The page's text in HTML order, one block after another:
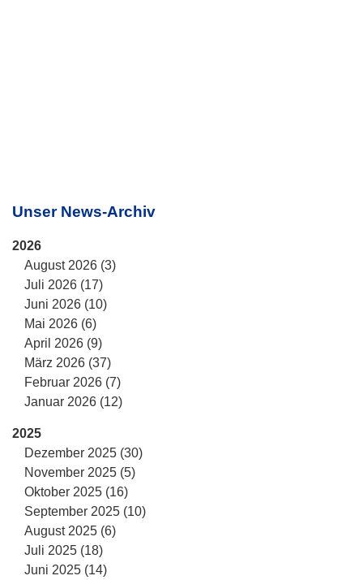
Unser News-Archiv
2026
August 2026 (3)
Juli 2026 (17)
Juni 2026 (10)
Mai 2026 (6)
April 2026 (9)
März 2026 (37)
Februar 2026 (7)
Januar 2026 (12)
2025
Dezember 2025 (30)
November 2025 (5)
Oktober 2025 (16)
September 2025 (10)
August 2025 (6)
Juli 2025 (18)
Juni 2025 (14)